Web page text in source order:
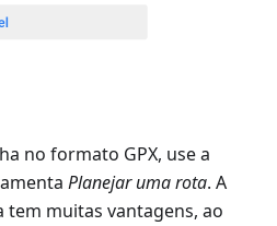
no formato GPX, use a
Planejar uma rota. A
muitas vantagens, ao